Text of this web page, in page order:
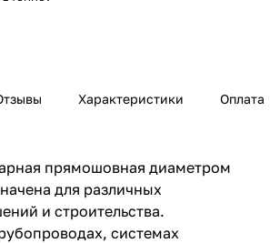
Характеристики Оплата
прямошовная диаметром
для различных
и строительства.
системах